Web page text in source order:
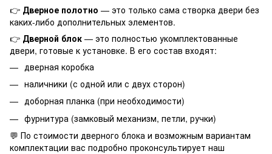
👉 Дверное полотно — это только сама створка двери без
каких-либо дополнительных элементов.
👉 Дверной блок — это полностью укомплектованные
двери, готовые к установке. В его состав входят:
дверная коробка
наличники (с одной или с двух сторон)
доборная планка (при необходимости)
фурнитура (замковый механизм, петли, ручки)
💬 По стоимости дверного блока и возможным вариантам
комплектации вас подробно проконсультирует наш